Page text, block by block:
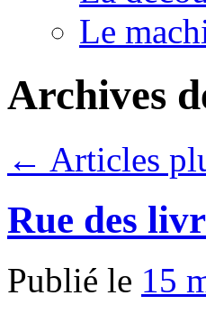
Le
Archives
← Articles
Rue des
Publié le 15